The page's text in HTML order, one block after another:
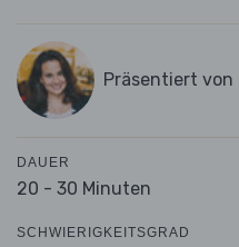
Präsentiert von
DAUER
20 - 30 Minuten
SCHWIERIGKEITSGRAD